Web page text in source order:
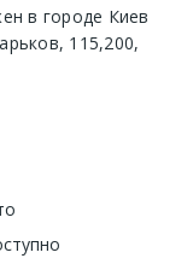
в городе Киев
115,200,